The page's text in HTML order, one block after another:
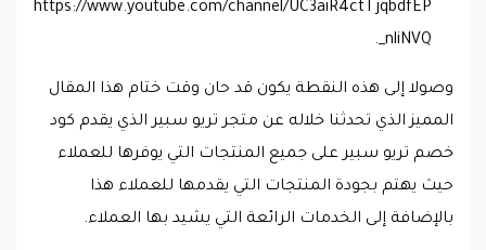
https://www.youtube.com/channel/UC3aiR4ctTjqbdfEP
_nliNVQ.
وصولا إلى هذه النقطة يكون قد حان وقت ختام هذا المقال
المميز الذي تحدثنا خلاله عن متجر تريو سبير الذي يقدم كود
خصم تريو سبير على جميع المنتجات التي يوفرها للعملاء
حيث يهتم بجودة المنتجات التي يقدمها للعملاء هذا
بالإضافة إلى الخدمات الرائعة التي يشيد بها العملاء.